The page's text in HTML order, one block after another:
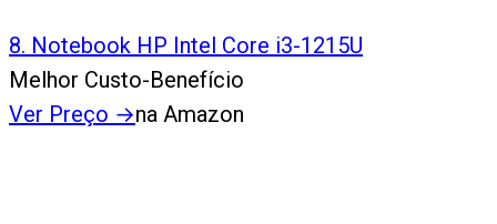
8. Notebook HP Intel Core i3-1215U
Melhor Custo-Benefício
Ver Preço →na Amazon